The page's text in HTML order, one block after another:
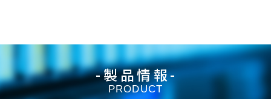
-製品情報-
PRODUCT